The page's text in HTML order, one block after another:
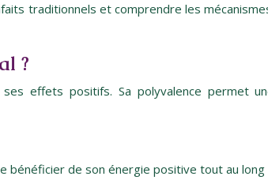
traditionnels et comprendre les
?
effets positifs. Sa polyvalence permet
bénéficier de son énergie positive tout au